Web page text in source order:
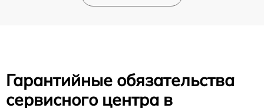
Гарантийные обязательства
сервисного центра в